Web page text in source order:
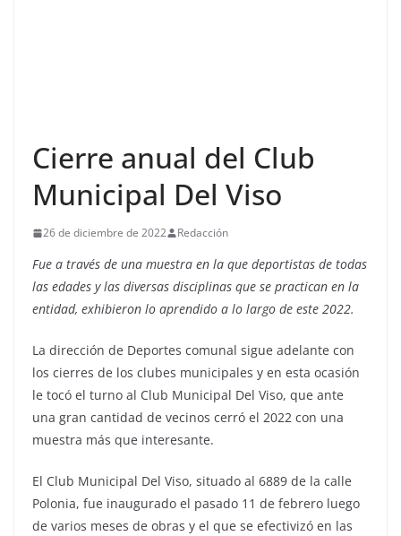
Cierre anual del Club
Municipal Del Viso
26 de diciembre de 2022 Redacción
Fue a través de una muestra en la que deportistas de todas
las edades y las diversas disciplinas que se practican en la
entidad, exhibieron lo aprendido a lo largo de este 2022.
La dirección de Deportes comunal sigue adelante con
los cierres de los clubes municipales y en esta ocasión
le tocó el turno al Club Municipal Del Viso, que ante
una gran cantidad de vecinos cerró el 2022 con una
muestra más que interesante.
El Club Municipal Del Viso, situado al 6889 de la calle
Polonia, fue inaugurado el pasado 11 de febrero luego
de varios meses de obras y el que se efectivizó en las